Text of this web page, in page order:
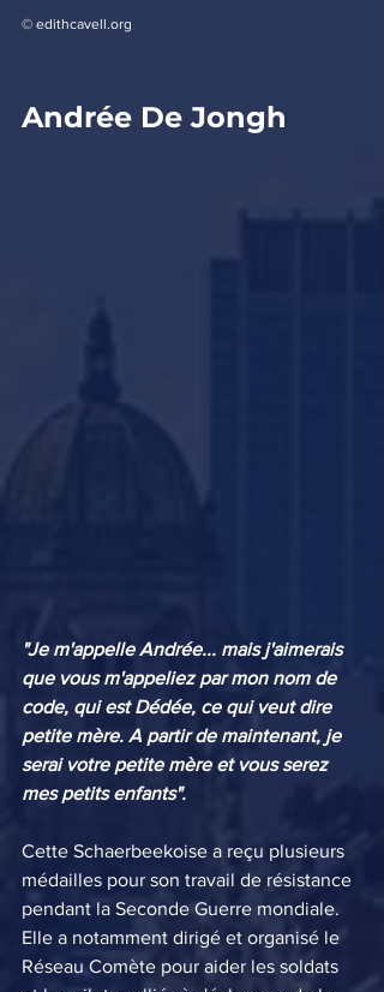
© edithcavell.org
Andrée De Jongh
"Je m'appelle Andrée... mais j'aimerais
que vous m'appeliez par mon nom de
code, qui est Dédée, ce qui veut dire
petite mère. A partir de maintenant, je
serai votre petite mère et vous serez
mes petits enfants".
Cette Schaerbeekoise a reçu plusieurs
médailles pour son travail de résistance
pendant la Seconde Guerre mondiale.
Elle a notamment dirigé et organisé le
Réseau Comète pour aider les soldats